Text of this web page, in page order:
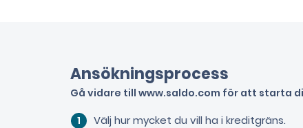
Ansökningsprocess
Gå vidare till www.saldo.com för att starta
Välj hur mycket du vill ha i kreditgräns.